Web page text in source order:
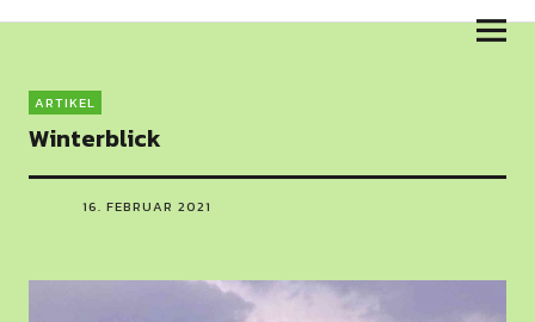
Skulpturenweg am Salzhaff
ARTIKEL
Winterblick
16. FEBRUAR 2021